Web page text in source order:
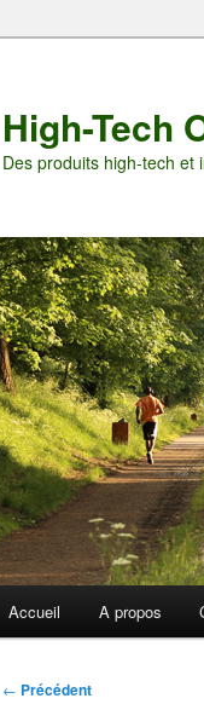
High-Tech
Des produits high-tech et
Accueil A propos
Navigation
← Précédent